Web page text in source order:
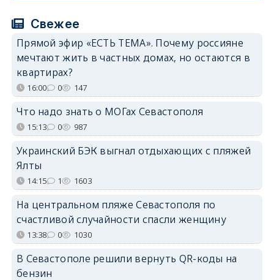
Свежее
Прямой эфир «ЕСТЬ ТЕМА». Почему россияне
мечтают жить в частных домах, но остаются в
квартирах?
16:00 0 147
Что надо знать о МОГах Севастополя
15:13 0 987
Украинский БЭК выгнал отдыхающих с пляжей
Ялты
14:15 1 1603
На центральном пляже Севастополя по
счастливой случайности спасли женщину
13:38 0 1030
В Севастополе решили вернуть QR-коды на
бензин